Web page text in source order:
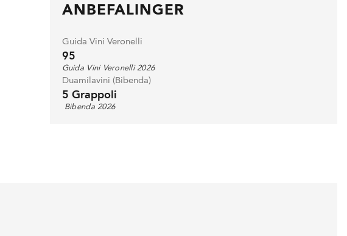
ANBEFALINGER
Guida Vini Veronelli
95
Guida Vini Veronelli 2026
Duamilavini (Bibenda)
5 Grappoli
Bibenda 2026